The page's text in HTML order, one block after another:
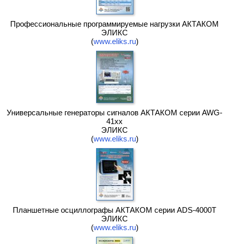
Профессиональные программируемые нагрузки АКТАКОМ
ЭЛИКС
(www.eliks.ru)
Универсальные генераторы сигналов АКТАКОМ серии AWG-
41xx
ЭЛИКС
(www.eliks.ru)
Планшетные осциллографы АКТАКОМ серии ADS-4000T
ЭЛИКС
(www.eliks.ru)